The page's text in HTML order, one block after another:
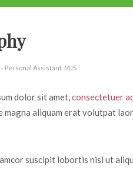
- Personal Assistant. MJS
dolor sit amet,consectetuer
magna aliquam erat volutpat
suscipit lobortis nisl ut